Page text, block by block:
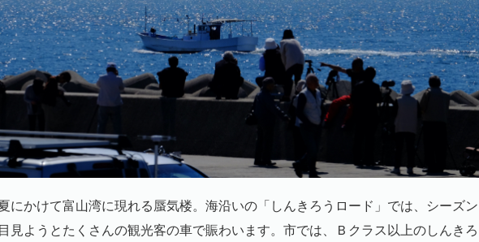
にかけて富山湾に現れる蜃気楼。海沿いの「しんきろうロード」では、シーズン
見ようとたくさんの観光客の車で賑わいます。市では、Ｂクラス以上のしんきろ